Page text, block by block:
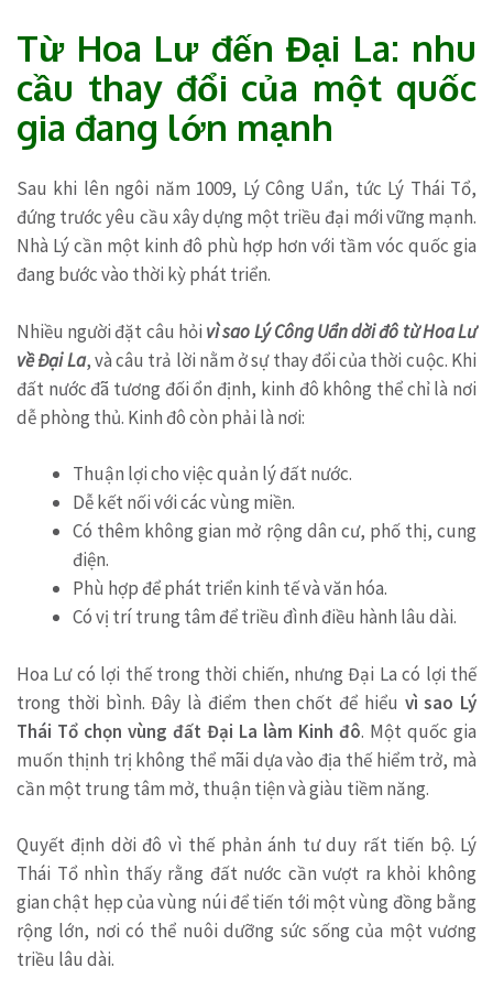
Từ Hoa Lư đến Đại La: nhu
cầu thay đổi của một quốc
gia đang lớn mạnh
Sau khi lên ngôi năm 1009, Lý Công Uẩn, tức Lý Thái Tổ,
đứng trước yêu cầu xây dựng một triều đại mới vững mạnh.
Nhà Lý cần một kinh đô phù hợp hơn với tầm vóc quốc gia
đang bước vào thời kỳ phát triển.
Nhiều người đặt câu hỏi vì sao Lý Công Uẩn dời đô từ Hoa Lư
về Đại La, và câu trả lời nằm ở sự thay đổi của thời cuộc. Khi
đất nước đã tương đối ổn định, kinh đô không thể chỉ là nơi
dễ phòng thủ. Kinh đô còn phải là nơi:
Thuận lợi cho việc quản lý đất nước.
Dễ kết nối với các vùng miền.
Có thêm không gian mở rộng dân cư, phố thị, cung
điện.
Phù hợp để phát triển kinh tế và văn hóa.
Có vị trí trung tâm để triều đình điều hành lâu dài.
Hoa Lư có lợi thế trong thời chiến, nhưng Đại La có lợi thế
trong thời bình. Đây là điểm then chốt để hiểu vì sao Lý
Thái Tổ chọn vùng đất Đại La làm Kinh đô. Một quốc gia
muốn thịnh trị không thể mãi dựa vào địa thế hiểm trở, mà
cần một trung tâm mở, thuận tiện và giàu tiềm năng.
Quyết định dời đô vì thế phản ánh tư duy rất tiến bộ. Lý
Thái Tổ nhìn thấy rằng đất nước cần vượt ra khỏi không
gian chật hẹp của vùng núi để tiến tới một vùng đồng bằng
rộng lớn, nơi có thể nuôi dưỡng sức sống của một vương
triều lâu dài.